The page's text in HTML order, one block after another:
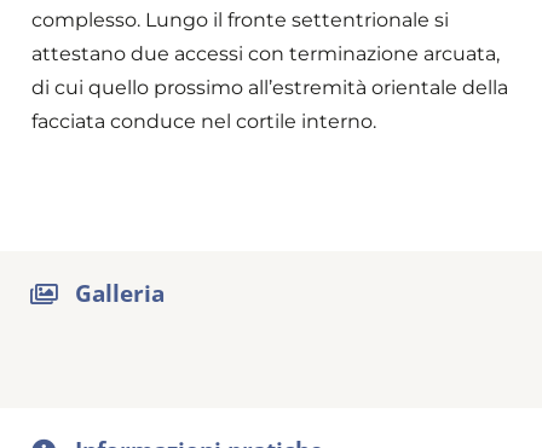
complesso. Lungo il fronte settentrionale si
attestano due accessi con terminazione arcuata,
di cui quello prossimo all’estremità orientale della
facciata conduce nel cortile interno.
Galleria